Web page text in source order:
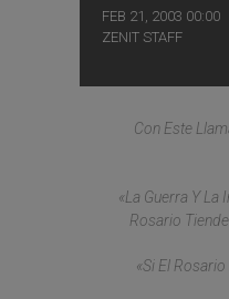
FEB 21, 2003 00:00
ZENIT STAFF
Con Este
«La Guerra Y La
Rosario
«Si El